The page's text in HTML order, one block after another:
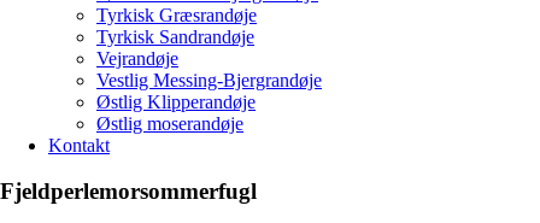
Tyrkisk Græsrandøje
Tyrkisk Sandrandøje
Vejrandøje
Vestlig Messing-Bjergrandøje
Østlig Klipperandøje
Østlig moserandøje
Kontakt
Fjeldperlemorsommerfugl